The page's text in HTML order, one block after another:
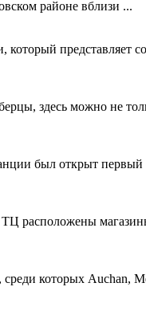
районе вблизи ...
представляет
здесь можно не
был открыт первый
ТЦ расположены
которых Auchan,